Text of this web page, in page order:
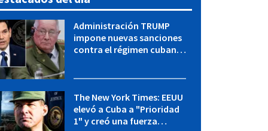
Administración TRUMP
impone nuevas sanciones
contra el régimen cubano:
The New York Times: EEUU
elevó a Cuba a "Prioridad
1" y creó una fuerza